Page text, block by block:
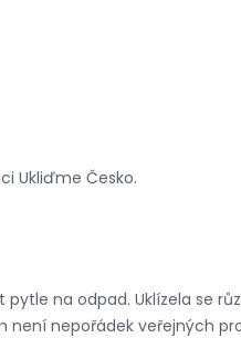
Ukliďme Česko.
na odpad. Uklízela se
nepořádek veřejných